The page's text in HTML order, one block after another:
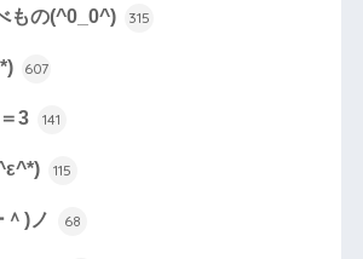
もの(^0_0^) 315
607
3 141
115
)ノ 68